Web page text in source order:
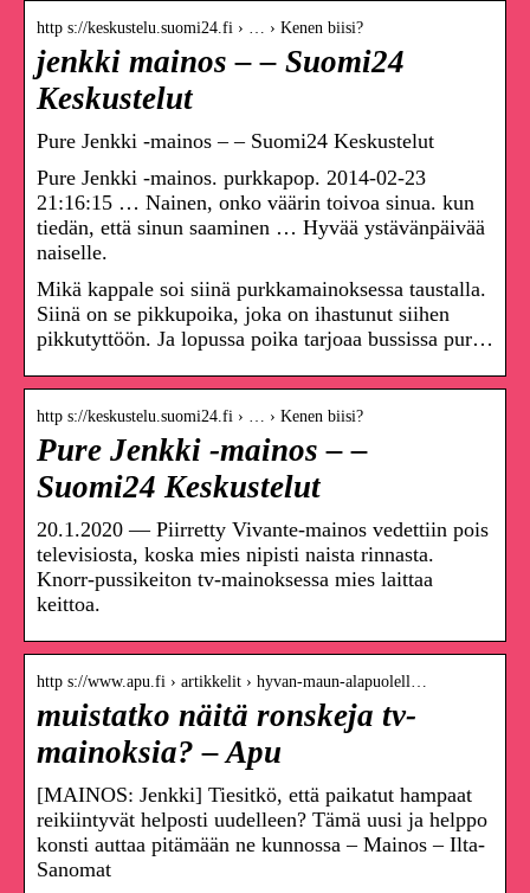
http s://keskustelu.suomi24.fi › … › Kenen biisi?
jenkki mainos – – Suomi24
Keskustelut
Pure Jenkki -mainos – – Suomi24 Keskustelut
Pure Jenkki -mainos. purkkapop. 2014-02-23
21:16:15 … Nainen, onko väärin toivoa sinua. kun
tiedän, että sinun saaminen … Hyvää ystävänpäivää
naiselle.
Mikä kappale soi siinä purkkamainoksessa taustalla.
Siinä on se pikkupoika, joka on ihastunut siihen
pikkutyttöön. Ja lopussa poika tarjoaa bussissa pur…
http s://keskustelu.suomi24.fi › … › Kenen biisi?
Pure Jenkki -mainos – –
Suomi24 Keskustelut
20.1.2020 — Piirretty Vivante-mainos vedettiin pois
televisiosta, koska mies nipisti naista rinnasta.
Knorr-pussikeiton tv-mainoksessa mies laittaa
keittoa.
http s://www.apu.fi › artikkelit › hyvan-maun-alapuolell…
muistatko näitä ronskeja tv-
mainoksia? – Apu
[MAINOS: Jenkki] Tiesitkö, että paikatut hampaat
reikiintyvät helposti uudelleen? Tämä uusi ja helppo
konsti auttaa pitämään ne kunnossa – Mainos – Ilta-
Sanomat